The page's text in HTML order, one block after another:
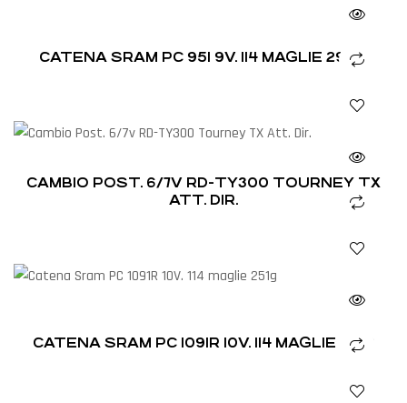
CATENA SRAM PC 951 9V. 114 MAGLIE 297G.
CAMBIO POST. 6/7V RD-TY300 TOURNEY TX
ATT. DIR.
CATENA SRAM PC 1091R 10V. 114 MAGLIE 251G